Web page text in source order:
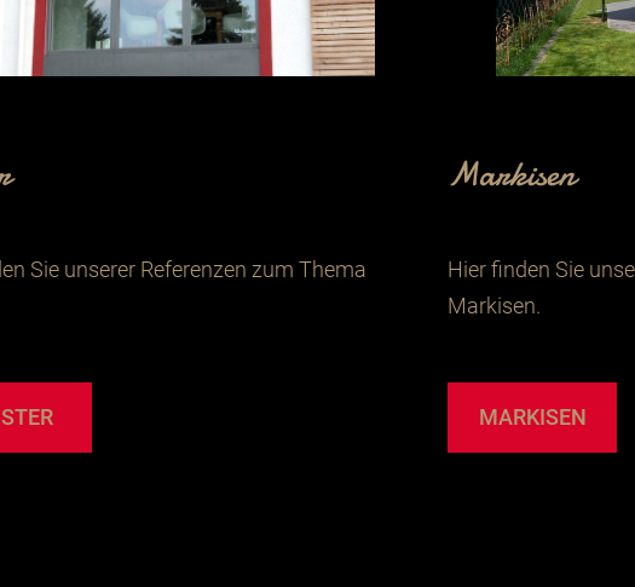
Sie unserer Referenzen zum Thema
Markisen
Hier finden Sie
Markisen.
MARKISEN